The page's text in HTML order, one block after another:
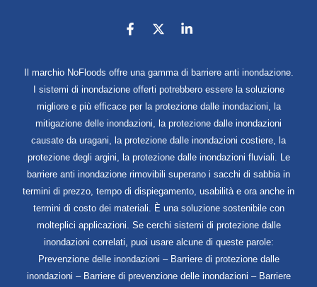
Il marchio NoFloods offre una gamma di barriere anti inondazione.
I sistemi di inondazione offerti potrebbero essere la soluzione
migliore e più efficace per la protezione dalle inondazioni, la
mitigazione delle inondazioni, la protezione dalle inondazioni
causate da uragani, la protezione dalle inondazioni costiere, la
protezione degli argini, la protezione dalle inondazioni fluviali. Le
barriere anti inondazione rimovibili superano i sacchi di sabbia in
termini di prezzo, tempo di dispiegamento, usabilità e ora anche in
termini di costo dei materiali. È una soluzione sostenibile con
molteplici applicazioni. Se cerchi sistemi di protezione dalle
inondazioni correlati, puoi usare alcune di queste parole:
Prevenzione delle inondazioni – Barriere di protezione dalle
inondazioni – Barriere di prevenzione delle inondazioni – Barriere